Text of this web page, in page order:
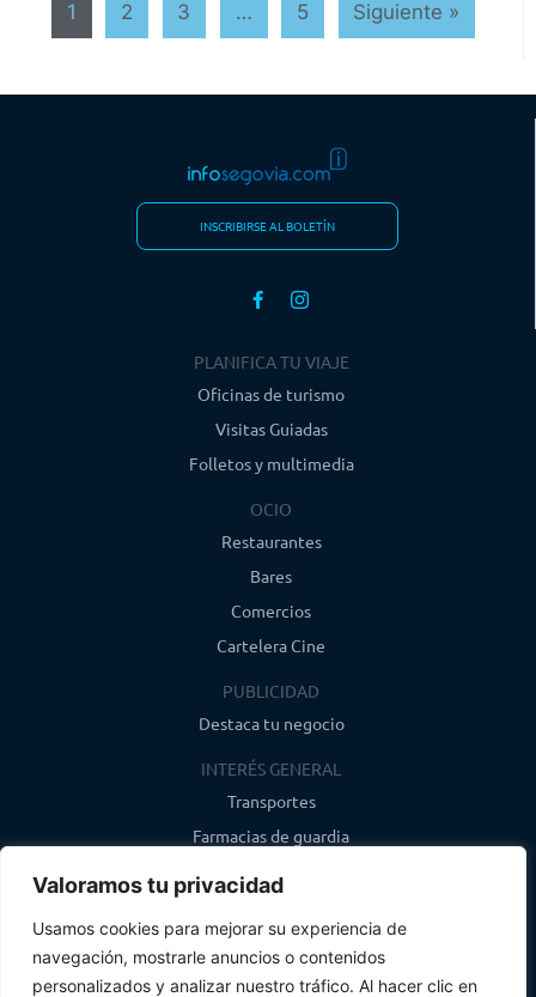
Valoramos tu privacidad
Usamos cookies para mejorar su experiencia de
navegación, mostrarle anuncios o contenidos
personalizados y analizar nuestro tráfico. Al hacer clic en
1 2 3 … 5 Siguiente »
INSCRIBIRSE AL BOLETÍN
PLANIFICA TU VIAJE
Oficinas de turismo
Visitas Guiadas
Folletos y multimedia
OCIO
Restaurantes
Bares
Comercios
Cartelera Cine
PUBLICIDAD
Destaca tu negocio
INTERÉS GENERAL
Transportes
Farmacias de guardia
CONTACTO
info@infosegovia.com